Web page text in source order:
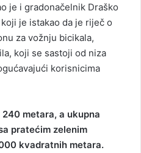
je i gradonačelnik Draško
je istakao da je riječ o
za vožnju bicikala,
koji se sastoji od niza
korisnicima
metara, a ukupna
pratećim zelenim
kvadratnih metara.